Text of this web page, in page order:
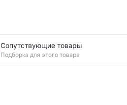
Сопутствующие товары
Подборка для этого товара